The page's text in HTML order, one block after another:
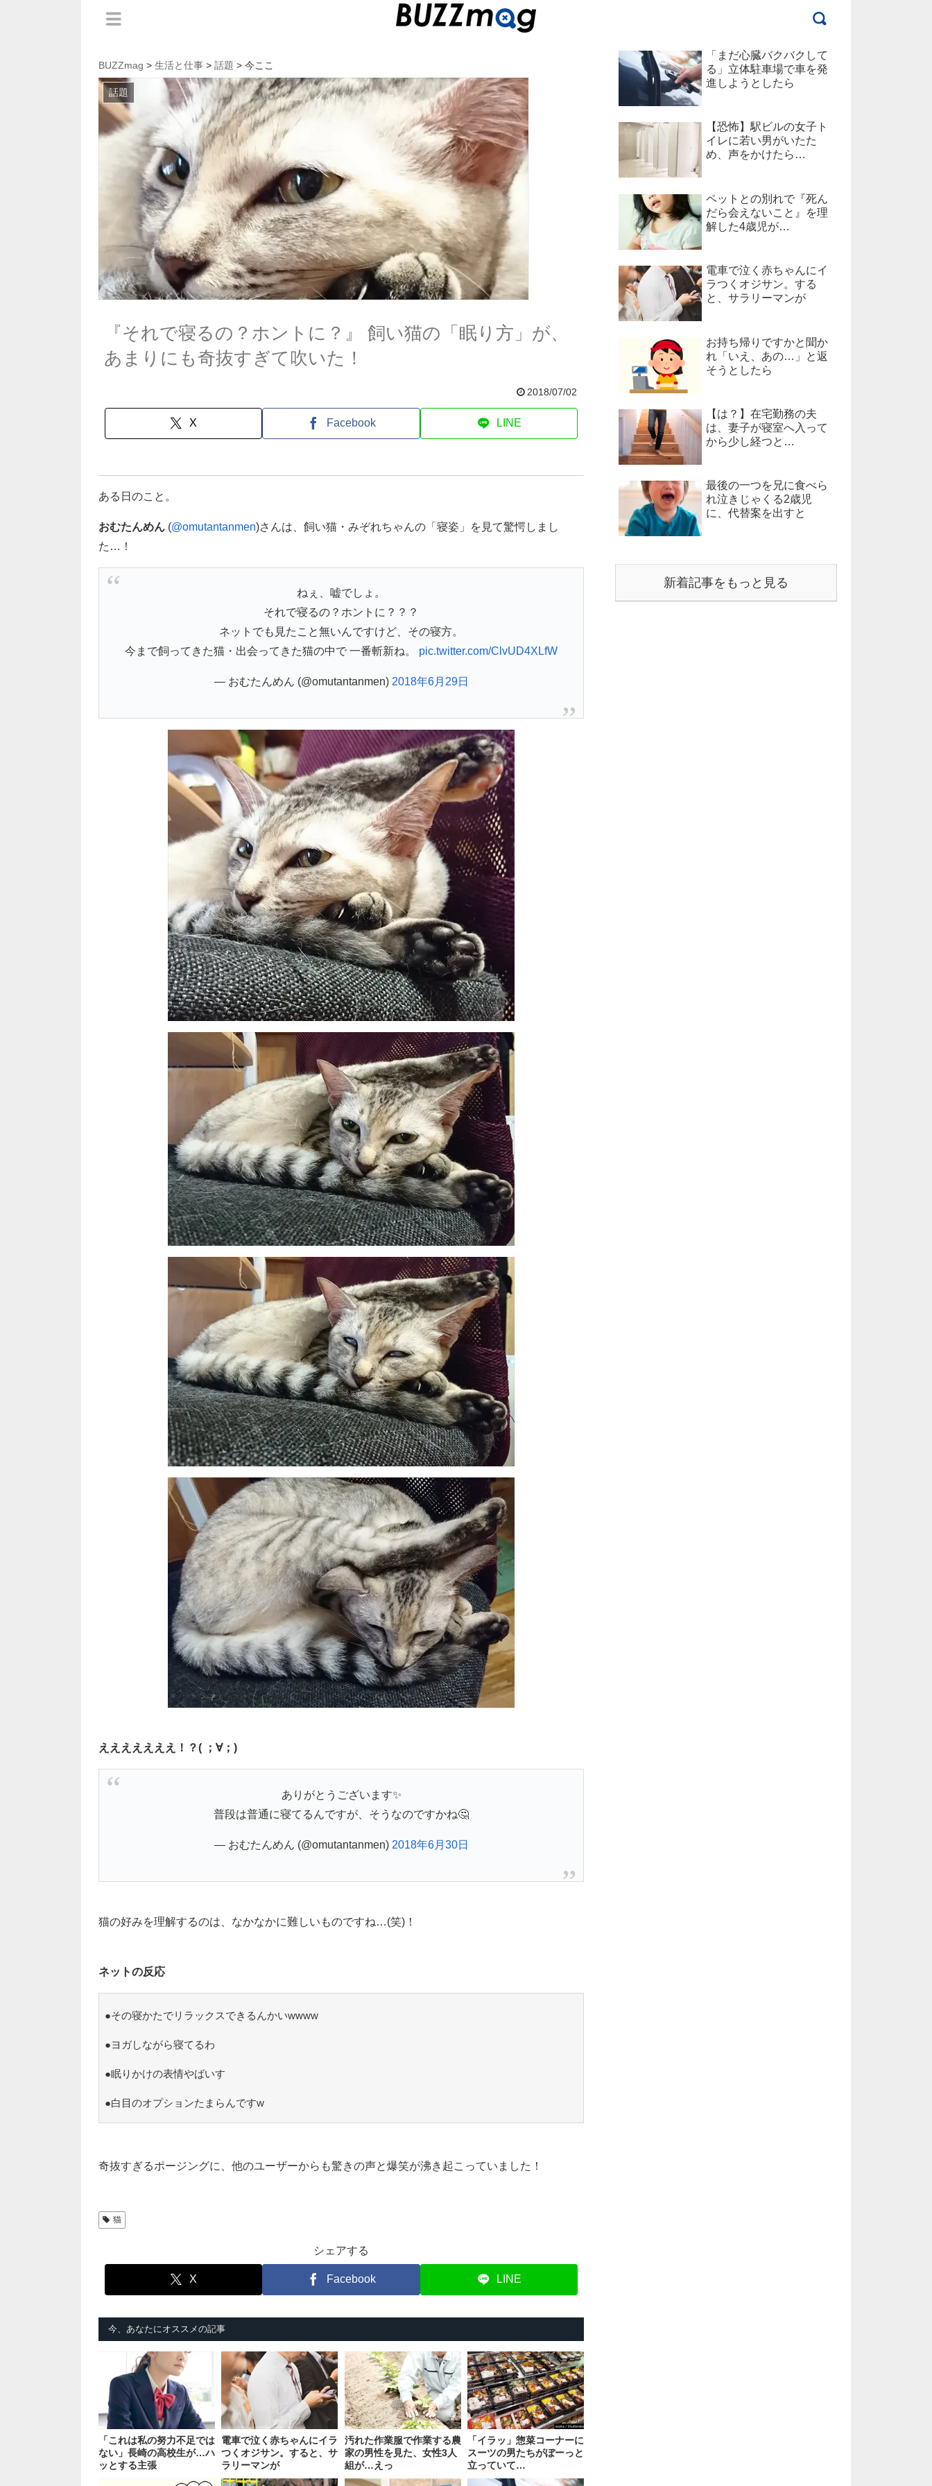
BUZZmag > 生活と仕事 > 話題 > 今ここ
話題
『それで寝るの？ホントに？』 飼い猫の「眠り方」が、
あまりにも奇抜すぎて吹いた！
2018/07/02
X Facebook LINE
ある日のこと。
おむたんめん (@omutantanmen)さんは、飼い猫・みぞれちゃんの「寝姿」を見て驚愕しまし
た…！
ねぇ、嘘でしょ。
それで寝るの？ホントに？？？
ネットでも見たこと無いんですけど、その寝方。
今まで飼ってきた猫・出会ってきた猫の中で 一番斬新ね。 pic.twitter.com/ClvUD4XLfW
— おむたんめん (@omutantanmen) 2018年6月29日
えええええええ！？( ；∀；)
ありがとうございます✨
普段は普通に寝てるんですが、そうなのですかね🤔
— おむたんめん (@omutantanmen) 2018年6月30日
猫の好みを理解するのは、なかなかに難しいものですね…(笑)！
ネットの反応
●その寝かたでリラックスできるんかいwwww
●ヨガしながら寝てるわ
●眠りかけの表情やばいす
●白目のオプションたまらんですw
奇抜すぎるポージングに、他のユーザーからも驚きの声と爆笑が沸き起こっていました！
猫
シェアする
X Facebook LINE
今、あなたにオススメの記事
「これは私の努力不足では
ない」長崎の高校生が…ハ
ッとする主張
電車で泣く赤ちゃんにイラ
つくオジサン。すると、サ
ラリーマンが
汚れた作業服で作業する農
家の男性を見た、女性3人
組が…えっ
「イラッ」惣菜コーナーに
スーツの男たちがぼーっと
立っていて…
「まだ心臓バクバクして
る」立体駐車場で車を発
進しようとしたら
【恐怖】駅ビルの女子ト
イレに若い男がいたた
め、声をかけたら…
ペットとの別れで『死ん
だら会えないこと』を理
解した4歳児が…
電車で泣く赤ちゃんにイ
ラつくオジサン。する
と、サラリーマンが
お持ち帰りですかと聞か
れ「いえ、あの…」と返
そうとしたら
【は？】在宅勤務の夫
は、妻子が寝室へ入って
から少し経つと…
最後の一つを兄に食べら
れ泣きじゃくる2歳児
に、代替案を出すと
新着記事をもっと見る